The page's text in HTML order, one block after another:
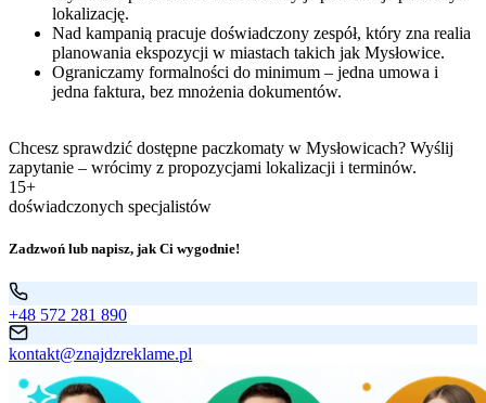
lokalizację.
Nad kampanią pracuje doświadczony zespół, który zna realia
planowania ekspozycji w miastach takich jak Mysłowice.
Ograniczamy formalności do minimum – jedna umowa i
jedna faktura, bez mnożenia dokumentów.
Chcesz sprawdzić dostępne paczkomaty w Mysłowicach? Wyślij
zapytanie – wrócimy z propozycjami lokalizacji i terminów.
15+
doświadczonych specjalistów
Zadzwoń lub napisz, jak Ci wygodnie!
+48 572 281 890
kontakt@znajdzreklame.pl